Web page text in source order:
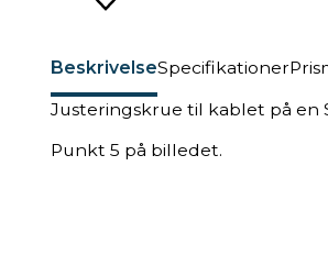
BeskrivelseSpecifikationer
Justeringskrue til kablet på en
Punkt 5 på billedet.